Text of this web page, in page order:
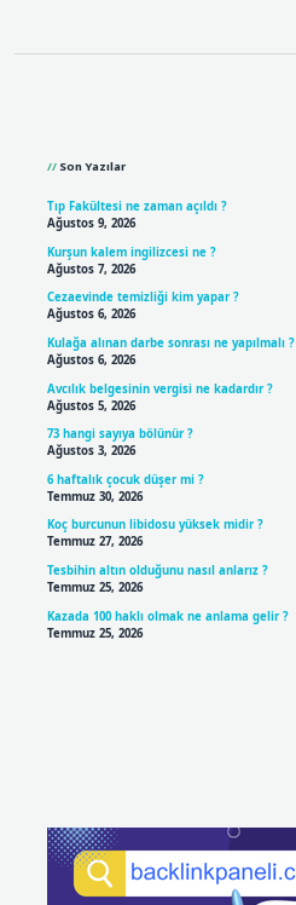
Son Yazılar
Tıp Fakültesi ne zaman açıldı ?
Ağustos 9, 2026
Kurşun kalem ingilizcesi ne ?
Ağustos 7, 2026
Cezaevinde temizliği kim yapar ?
Ağustos 6, 2026
Kulağa alınan darbe sonrası ne yapılmalı ?
Ağustos 6, 2026
Avcılık belgesinin vergisi ne kadardır ?
Ağustos 5, 2026
73 hangi sayıya bölünür ?
Ağustos 3, 2026
6 haftalık çocuk düşer mi ?
Temmuz 30, 2026
Koç burcunun libidosu yüksek midir ?
Temmuz 27, 2026
Tesbihin altın olduğunu nasıl anlarız ?
Temmuz 25, 2026
Kazada 100 haklı olmak ne anlama gelir ?
Temmuz 25, 2026